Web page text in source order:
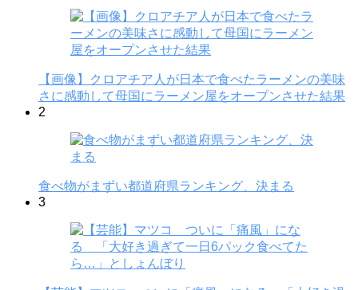
【画像】クロアチア人が日本で食べたラーメンの美味
さに感動して母国にラーメン屋をオープンさせた結果
2
食べ物がまずい都道府県ランキング、決まる
3